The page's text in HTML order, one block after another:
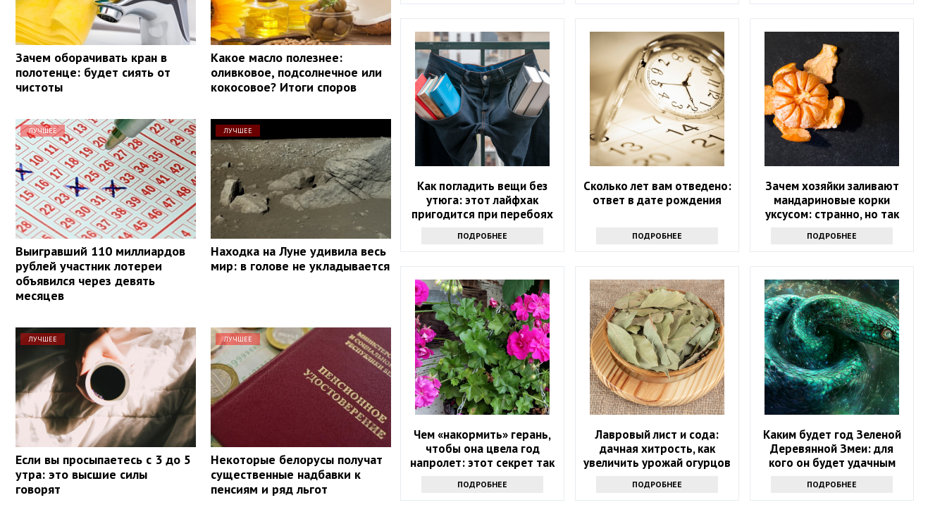
Зачем оборачивать кран в
полотенце: будет сиять от
чистоты
Какое масло полезнее:
оливковое, подсолнечное или
кокосовое? Итоги споров
ЛУЧШЕЕ
Выигравший 110 миллиардов
рублей участник лотереи
объявился через девять
месяцев
ЛУЧШЕЕ
Находка на Луне удивила весь
мир: в голове не укладывается
ЛУЧШЕЕ
Если вы просыпаетесь с 3 до 5
утра: это высшие силы
говорят
ЛУЧШЕЕ
Некоторые белорусы получат
существенные надбавки к
пенсиям и ряд льгот
Как погладить вещи без
утюга: этот лайфхак
пригодится при перебоях
ПОДРОБНЕЕ
Сколько лет вам отведено:
ответ в дате рождения
ПОДРОБНЕЕ
Зачем хозяйки заливают
мандариновые корки
уксусом: странно, но так
ПОДРОБНЕЕ
Чем «накормить» герань,
чтобы она цвела год
напролет: этот секрет так
ПОДРОБНЕЕ
Лавровый лист и сода:
дачная хитрость, как
увеличить урожай огурцов
ПОДРОБНЕЕ
Каким будет год Зеленой
Деревянной Змеи: для
кого он будет удачным
ПОДРОБНЕЕ